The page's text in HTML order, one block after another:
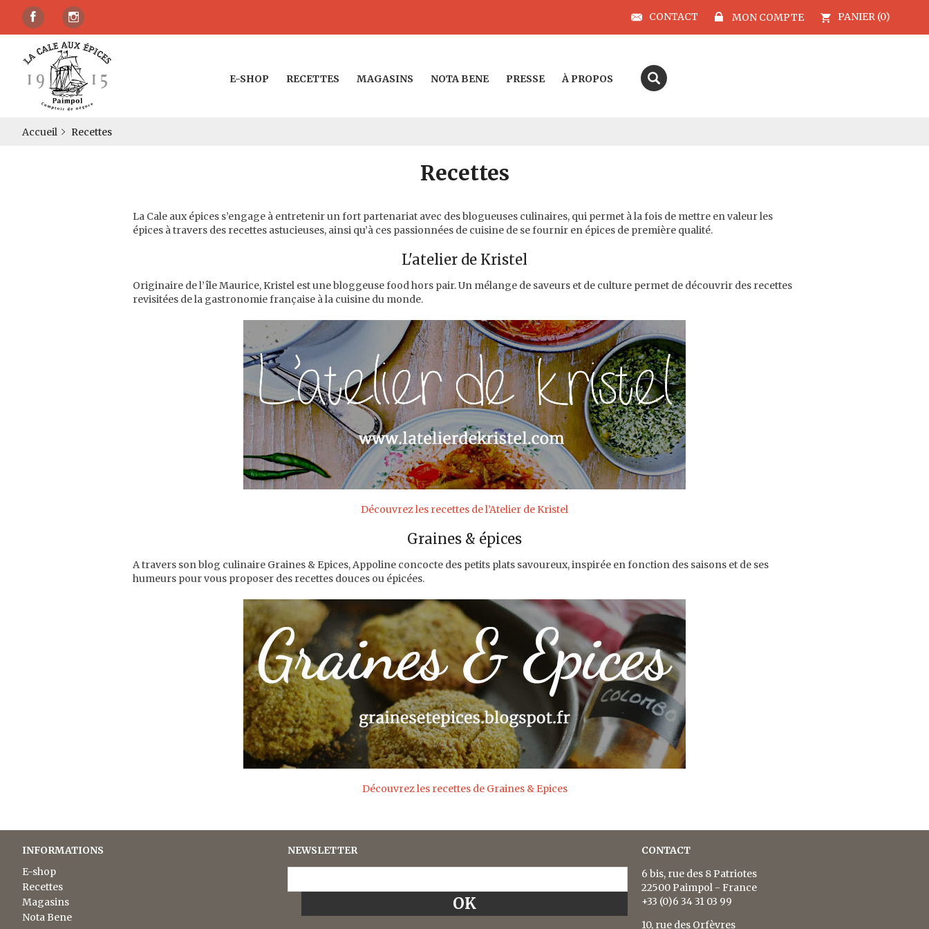
CONTACT MON COMPTE PANIER (0)
E-SHOP RECETTES MAGASINS NOTA BENE PRESSE À PROPOS
Accueil Recettes
Recettes
La Cale aux épices s’engage à entretenir un fort partenariat avec des blogueuses culinaires, qui permet à la fois de mettre en valeur les
épices à travers des recettes astucieuses, ainsi qu’à ces passionnées de cuisine de se fournir en épices de première qualité.
L'atelier de Kristel
Originaire de l’île Maurice, Kristel est une bloggeuse food hors pair. Un mélange de saveurs et de culture permet de découvrir des recettes
revisitées de la gastronomie française à la cuisine du monde.
Découvrez les recettes de l’Atelier de Kristel
Graines & épices
A travers son blog culinaire Graines & Epices, Appoline concocte des petits plats savoureux, inspirée en fonction des saisons et de ses
humeurs pour vous proposer des recettes douces ou épicées.
Découvrez les recettes de Graines & Epices
INFORMATIONS
E-shop
Recettes
Magasins
Nota Bene
NEWSLETTER
CONTACT
6 bis, rue des 8 Patriotes
22500 Paimpol - France
+33 (0)6 34 31 03 99
10, rue des Orfèvres